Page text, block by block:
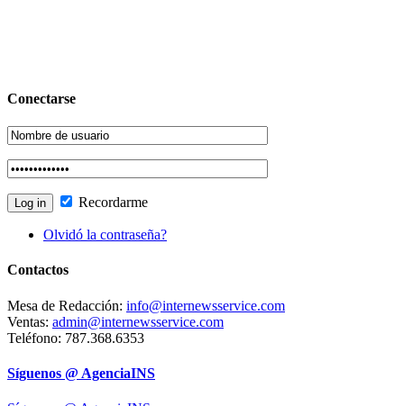
Conectarse
Recordarme
Olvidó la contraseña?
Contactos
Mesa de Redacción: info@internewsservice.com
Ventas: admin@internewsservice.com
Teléfono: 787.368.6353
Síguenos @ AgenciaINS